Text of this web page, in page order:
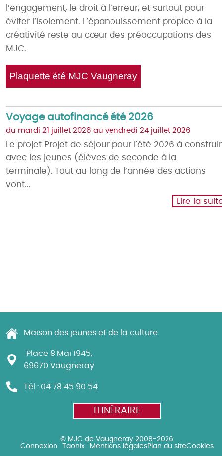
l’engagement, le droit à l’erreur, et surtout pour
éviter l’isolement. L’épanouissement propice à la
créativité reste au cœur des préoccupations des
MJC.
Plaquette été MJC Vaugneray
Voyage autofinancé été 2026
du mardi 21 juillet 2026 au vendredi 24 juillet 2026
Le projet Projet de séjour pour l'été 2026 à
avec les jeunes (élèves de seconde à la
terminale). Tout au long de l’année des actions
vont...
Lire la
Maison des jeunes et de la culture
Place 8 Mai 1945,
69670 Vaugneray
Tél : 04 78 45 90 54
ITINÉRAIRE
© MJC de Vaugneray 2008-2026
Connexion
Taonix Mentions légalesPlan du siteCookies